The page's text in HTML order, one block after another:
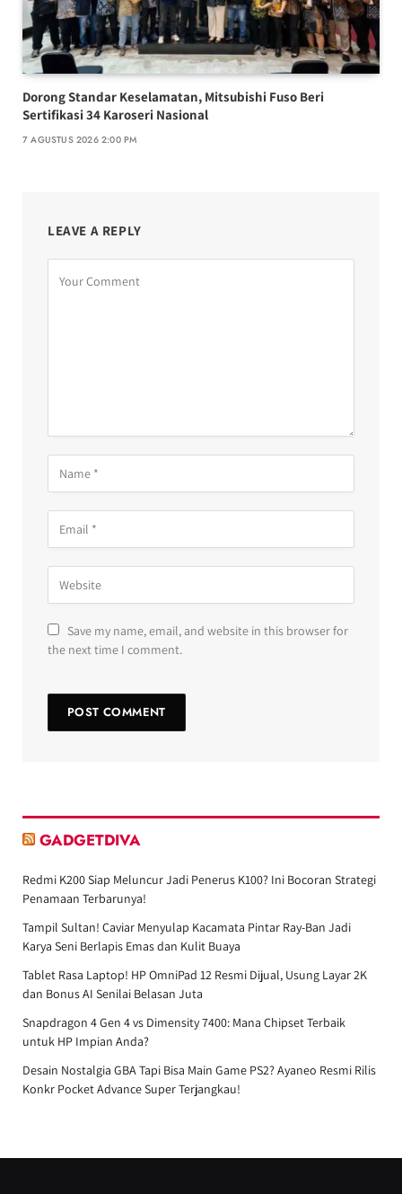
Dorong Standar Keselamatan, Mitsubishi Fuso Beri
Sertifikasi 34 Karoseri Nasional
7 AGUSTUS 2026 2:00 PM
LEAVE A REPLY
Save my name, email, and website in this browser for
the next time I comment.
GADGETDIVA
Redmi K200 Siap Meluncur Jadi Penerus K100? Ini Bocoran Strategi
Penamaan Terbarunya!
Tampil Sultan! Caviar Menyulap Kacamata Pintar Ray-Ban Jadi
Karya Seni Berlapis Emas dan Kulit Buaya
Tablet Rasa Laptop! HP OmniPad 12 Resmi Dijual, Usung Layar 2K
dan Bonus AI Senilai Belasan Juta
Snapdragon 4 Gen 4 vs Dimensity 7400: Mana Chipset Terbaik
untuk HP Impian Anda?
Desain Nostalgia GBA Tapi Bisa Main Game PS2? Ayaneo Resmi Rilis
Konkr Pocket Advance Super Terjangkau!